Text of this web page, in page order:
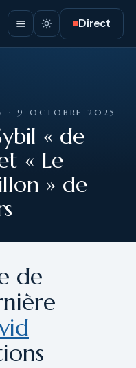
Direct
· 9 OCTOBRE 2025
« de
« Le
» de
de